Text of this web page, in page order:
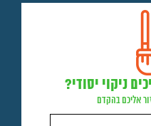
ניקוי יסודי?
אליכם בהקדם